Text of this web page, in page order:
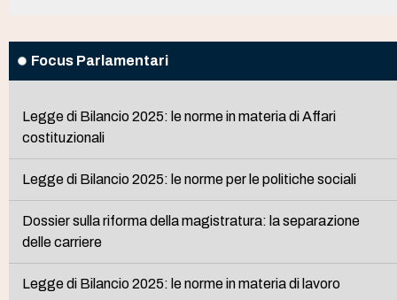
Focus Parlamentari
Legge di Bilancio 2025: le norme in materia di Affari
costituzionali
Legge di Bilancio 2025: le norme per le politiche sociali
Dossier sulla riforma della magistratura: la separazione
delle carriere
Legge di Bilancio 2025: le norme in materia di lavoro